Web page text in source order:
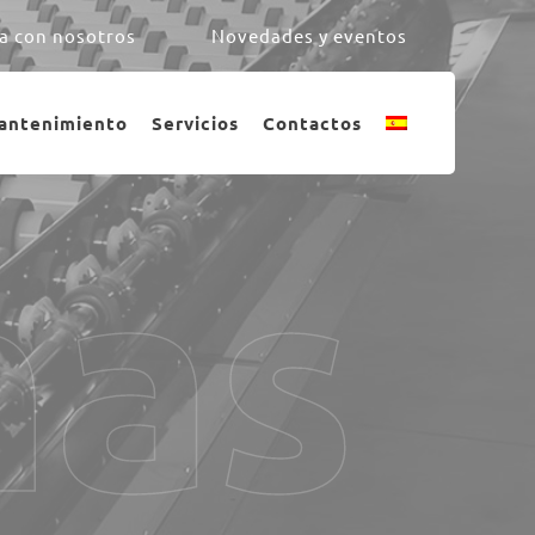
con nosotros Novedades y eventos
Servicios Contactos